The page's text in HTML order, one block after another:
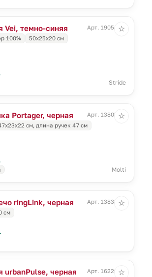
Vei, темно-синяя
Арт. 19051.40
100% 50x25x20 см
Stride
☆
Portager, черная
Арт. 13805.30
см, длина ручек 47 см
Molti
☆
ringLink, черная
Арт. 13838.30
см
☆
urbanPulse, черная
Арт. 16226.30
☆